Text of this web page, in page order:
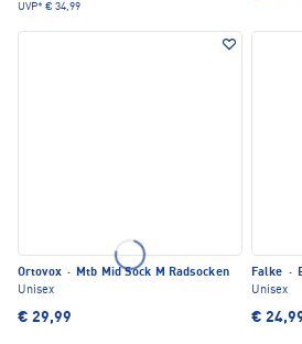
UVP* € 34,99
Ortovox · Mtb Mid Sock M Radsocken
Unisex
€ 29,99
Falke ·
Unisex
€